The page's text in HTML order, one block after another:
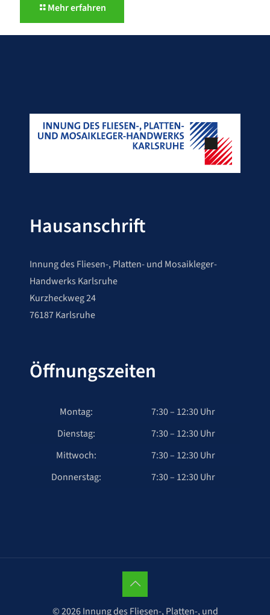
Mehr erfahren
Hausanschrift
Innung des Fliesen-, Platten- und Mosaikleger-
Handwerks Karlsruhe
Kurzheckweg 24
76187 Karlsruhe
Öffnungszeiten
Montag:
7:30 – 12:30 Uhr
Dienstag:
7:30 – 12:30 Uhr
Mittwoch:
7:30 – 12:30 Uhr
Donnerstag:
7:30 – 12:30 Uhr
© 2026 Innung des Fliesen-, Platten-, und